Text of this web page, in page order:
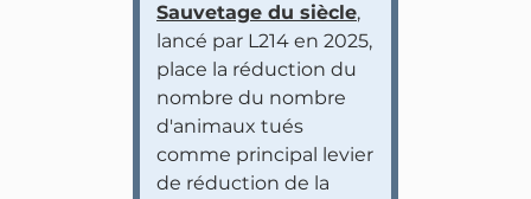
Sauvetage du siècle,
lancé par L214 en 2025,
place la réduction du
nombre du nombre
d'animaux tués
comme principal levier
de réduction de la